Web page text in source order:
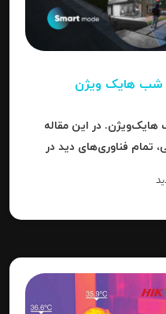
شب هایک‌ ویژن
هایک‌ویژن. در این مقاله
تمام فناوری‌های دید در